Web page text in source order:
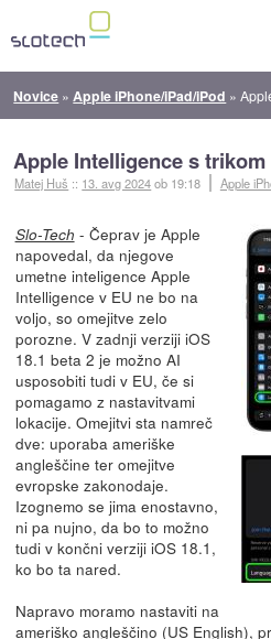
Novice » Apple iPhone/iPad/iPod »
Apple Intelligence s
Matej Huš :: 13. avg 2024ob 19:18 Apple
Slo-Tech - Čeprav je Apple
napovedal, da njegove
umetne inteligence Apple
Intelligence v EU ne bo na
voljo, so omejitve zelo
porozne. V zadnji verziji iOS
18.1 beta 2 je možno AI
usposobiti tudi v EU, če si
pomagamo z nastavitvami
lokacije. Omejitvi sta namreč
dve: uporaba ameriške
angleščine ter omejitve
evropske zakonodaje.
Izognemo se jima enostavno,
ni pa nujno, da bo to možno
tudi v končni verziji iOS 18.1,
ko bo ta nared.
Napravo moramo nastaviti na
ameriško angleščino (US English),